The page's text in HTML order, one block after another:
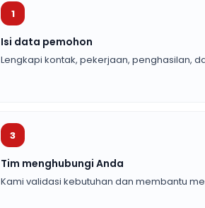
1
Isi data pemohon
Lengkapi kontak, pekerjaan, penghasilan,
3
Tim menghubungi Anda
Kami validasi kebutuhan dan membantu